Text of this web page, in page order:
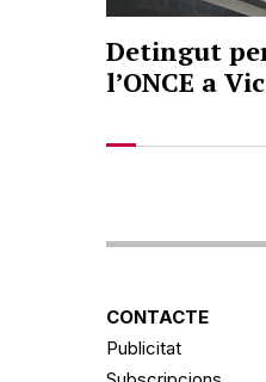
Detingut
l’ONCE a Vic
CONTACTE
Publicitat